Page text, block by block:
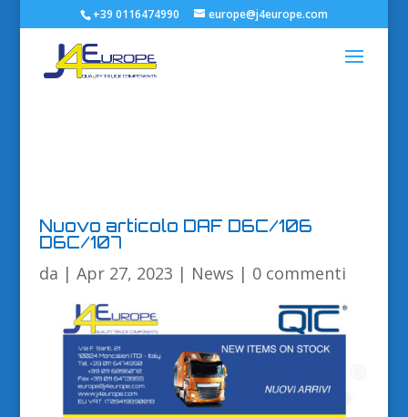
+39 0116474990 europe@j4europe.com
Nuovo articolo DAF D6C/106
D6C/107
da | Apr 27, 2023 | News | 0 commenti